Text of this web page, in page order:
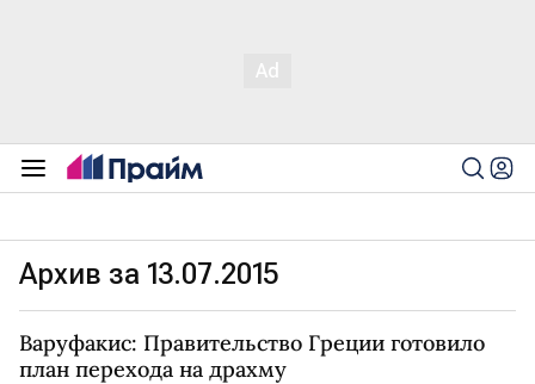
Архив за 13.07.2015
Варуфакис: Правительство Греции готовило
план перехода на драхму